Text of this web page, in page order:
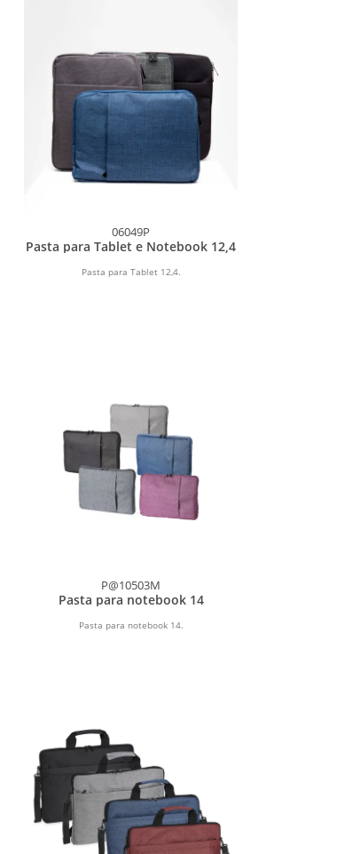
06049P
Pasta para Tablet e Notebook 12,4
Pasta para Tablet 12,4.
P@10503M
Pasta para notebook 14
Pasta para notebook 14.